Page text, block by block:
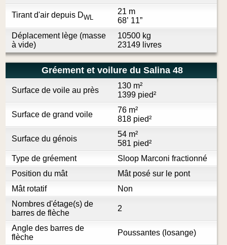
Tirant d'air depuis DWL
21 m
68’ 11”
Déplacement lège (masse
à vide)
10500 kg
23149 livres
Gréement et voilure du Salina 48
Surface de voile au près
130 m²
1399 pied²
Surface de grand voile
76 m²
818 pied²
Surface du génois
54 m²
581 pied²
Type de gréement
Sloop Marconi fractionné
Position du mât
Mât posé sur le pont
Mât rotatif
Non
Nombres d'étage(s) de
barres de flèche
2
Angle des barres de
flèche
Poussantes (losange)